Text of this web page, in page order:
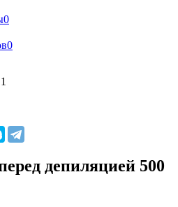
0
0
депиляцией 500